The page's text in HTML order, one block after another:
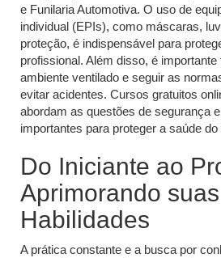
e Funilaria Automotiva. O uso de
individual (EPIs), como máscaras,
proteção, é indispensável para
profissional. Além disso, é
ambiente ventilado e seguir as
evitar acidentes. Cursos gratuitos
abordam as questões de segurança
importantes para proteger a saúde do
Do Iniciante ao
Aprimorando suas
Habilidades
A prática constante e a busca por